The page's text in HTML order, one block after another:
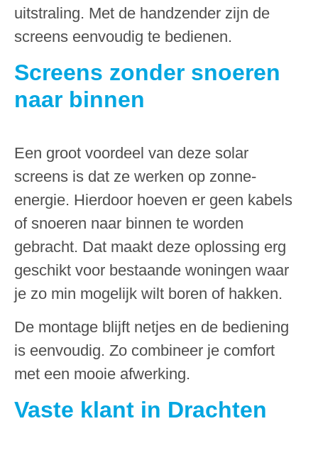
uitstraling. Met de handzender zijn de
screens eenvoudig te bedienen.
Screens zonder snoeren
naar binnen
Een groot voordeel van deze solar
screens is dat ze werken op zonne-
energie. Hierdoor hoeven er geen kabels
of snoeren naar binnen te worden
gebracht. Dat maakt deze oplossing erg
geschikt voor bestaande woningen waar
je zo min mogelijk wilt boren of hakken.
De montage blijft netjes en de bediening
is eenvoudig. Zo combineer je comfort
met een mooie afwerking.
Vaste klant in Drachten